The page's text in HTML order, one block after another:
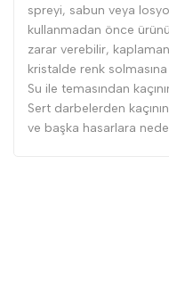
spreyi, sabun veya
kullanmadan önce
zarar verebilir,
kristalde renk
Su ile temasından
Sert darbelerden
ve başka hasarlara